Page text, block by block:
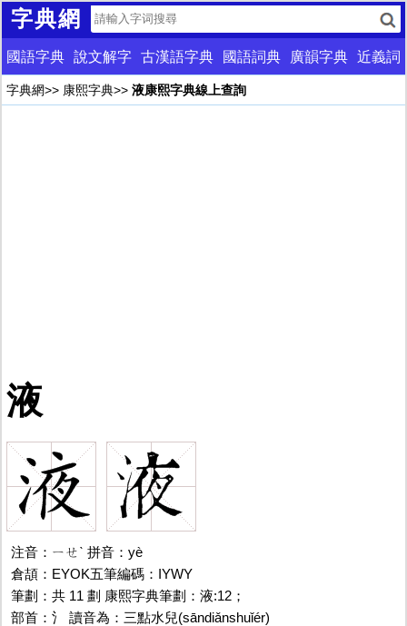
字典網
國語字典 說文解字 古漢語字典 國語詞典 廣韻字典 近義詞
字典網>> 康熙字典>> 液康熙字典線上查詢
液
注音：ㄧㄝˋ 拼音：yè
倉頡：EYOK五筆編碼：IYWY
筆劃：共 11 劃 康熙字典筆劃：液:12；
部首：氵 讀音為：三點水兒(sāndiǎnshuǐér)